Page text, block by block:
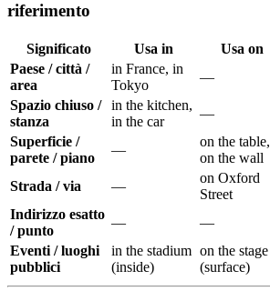
riferimento
Significato Usa in Usa on
Paese / città /
area
in France, in
Tokyo
—
Spazio chiuso /
stanza
in the kitchen,
in the car
—
Superficie /
parete / piano
—
on the table,
on the wall
Strada / via —
on Oxford
Street
Indirizzo esatto
/ punto
— —
Eventi / luoghi
pubblici
in the stadium
(inside)
on the stage
(surface)